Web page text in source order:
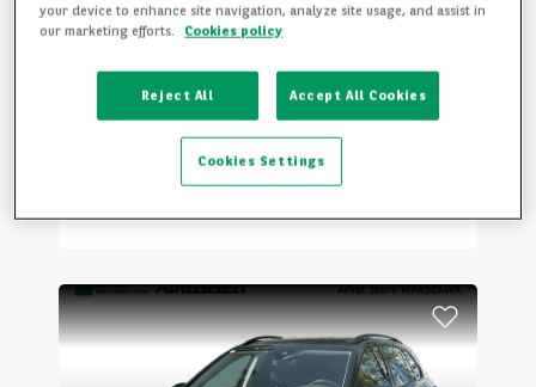
Volvo XC60
46 133 km
Hybryda
Automatyczna
/
your device to enhance site navigation, analyze site usage, and assist in
our marketing efforts.
Cookies policy
Reject All Accept All Cookies
Cookies Settings